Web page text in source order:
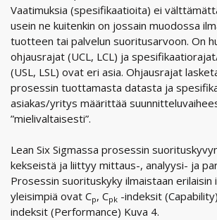
Vaatimuksia (spesifikaatioita) ei
usein ne kuitenkin on jossain muodossa
tuotteen tai palvelun suoritusarvoon. On
ohjausrajat (UCL, LCL) ja
(USL, LSL) ovat eri asia. Ohjausrajat
prosessin tuottamasta datasta ja
asiakas/yritys määrittää
”mielivaltaisesti”.
Lean Six Sigmassa prosessin
kekseistä ja liittyy mittaus-, analyysi- ja
Prosessin suorituskyky ilmaistaan erilaisin
yleisimpiä ovat Cp, Cpk -indeksit
indeksit (Performance) Kuva 4.